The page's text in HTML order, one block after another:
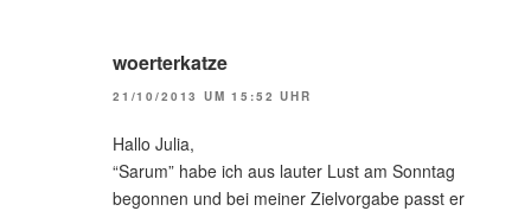
woerterkatze
21/10/2013 UM 15:52 UHR
Hallo Julia,
“Sarum” habe ich aus lauter Lust am Sonntag
begonnen und bei meiner Zielvorgabe passt er